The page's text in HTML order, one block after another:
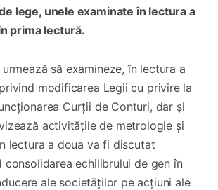
lege, unele examinate în lectura a
prima lectură.
să examineze, în lectura a
modificarea Legii cu privire la
Curții de Conturi, dar și
activitățile de metrologie și
lectura a doua va fi discutat
echilibrului de gen în
ale societăților pe acțiuni ale